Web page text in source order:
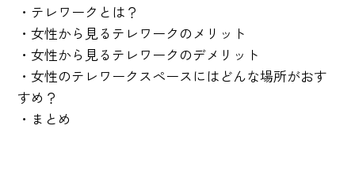
・テレワークとは？
・女性から見るテレワークのメリット
・女性から見るテレワークのデメリット
・女性のテレワークスペースにはどんな場所がおす
すめ？
・まとめ